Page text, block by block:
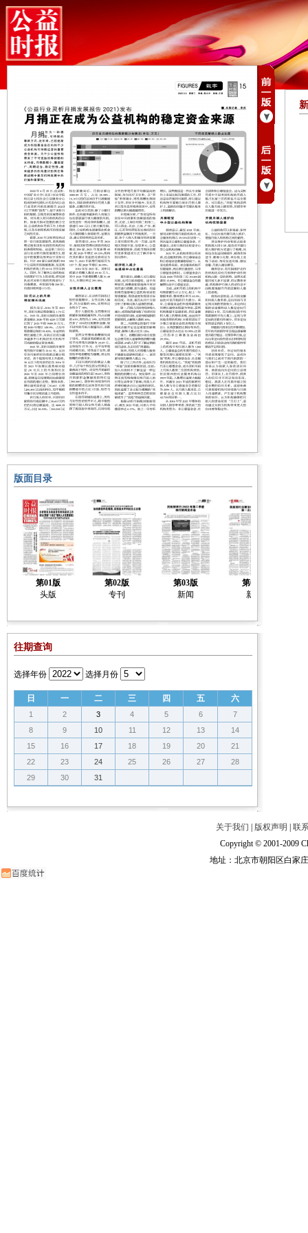
版面目录
第01版
头版
第02版
专刊
第03版
新闻
第04版
新闻
往期查询
选择年份 选择月份
日 一 二 三 四 五 六
1 2 3 4 5 6
7
8
9 10 11 12 13
14
15
16 17 18 19 20
21
22
23 24 25 26 27
28
29
30 31
关于我们 版权声明
联
Copyright © 2001-2009
地址：北京市朝阳区白家